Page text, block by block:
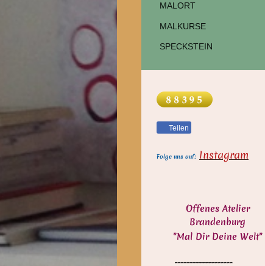
MALORT
MALKURSE
SPECKSTEIN
Teilen
Folge uns auf: Instagram
Offenes Atelier
Brandenburg
"Mal Dir Deine Welt"